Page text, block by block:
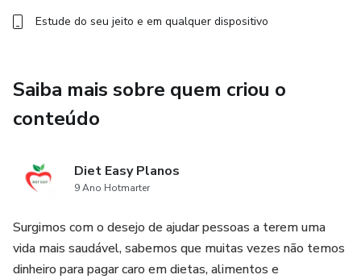
Estude do seu jeito e em qualquer dispositivo
Saiba mais sobre quem criou o
conteúdo
Diet Easy Planos
9 Ano Hotmarter
Surgimos com o desejo de ajudar pessoas a terem uma
vida mais saudável, sabemos que muitas vezes não temos
dinheiro para pagar caro em dietas, alimentos e